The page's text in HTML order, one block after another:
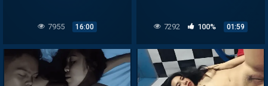
7955 16:00 7292 100% 01:59